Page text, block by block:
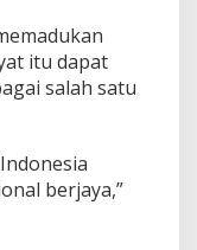
itu dapat
salah satu
berjaya,”